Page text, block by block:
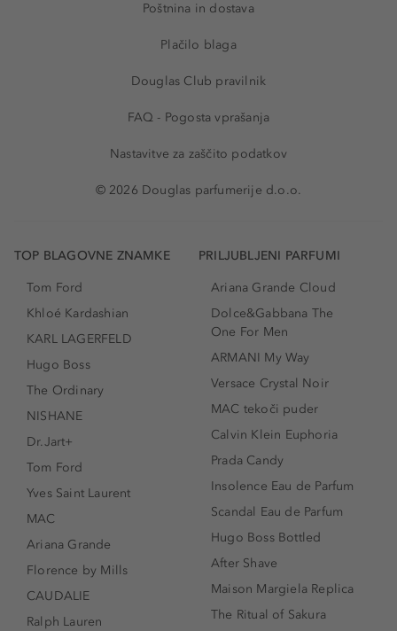
Poštnina in dostava
Plačilo blaga
Douglas Club pravilnik
FAQ - Pogosta vprašanja
Nastavitve za zaščito podatkov
© 2026 Douglas parfumerije d.o.o.
TOP BLAGOVNE ZNAMKE
Tom Ford
Khloé Kardashian
KARL LAGERFELD
Hugo Boss
The Ordinary
NISHANE
Dr.Jart+
Tom Ford
Yves Saint Laurent
MAC
Ariana Grande
Florence by Mills
CAUDALIE
Ralph Lauren
PRILJUBLJENI PARFUMI
Ariana Grande Cloud
Dolce&Gabbana The
One For Men
ARMANI My Way
Versace Crystal Noir
MAC tekoči puder
Calvin Klein Euphoria
Prada Candy
Insolence Eau de Parfum
Scandal Eau de Parfum
Hugo Boss Bottled
After Shave
Maison Margiela Replica
The Ritual of Sakura